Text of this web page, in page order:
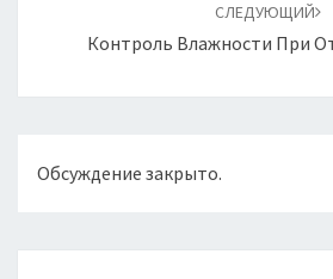
СЛЕДУЮЩИЙ
Контроль Влажности При
Обсуждение закрыто.